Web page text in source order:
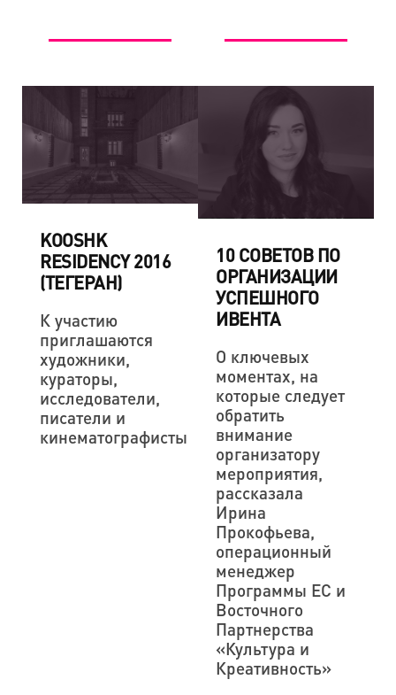
KOOSHK
RESIDENCY 2016
(ТЕГЕРАН)
К участию
приглашаются
художники,
кураторы,
исследователи,
писатели и
кинематографисты
10 СОВЕТОВ ПО
ОРГАНИЗАЦИИ
УСПЕШНОГО
ИВЕНТА
О ключевых
моментах, на
которые следует
обратить
внимание
организатору
мероприятия,
рассказала
Ирина
Прокофьева,
операционный
менеджер
Программы ЕС и
Восточного
Партнерства
«Культура и
Креативность»